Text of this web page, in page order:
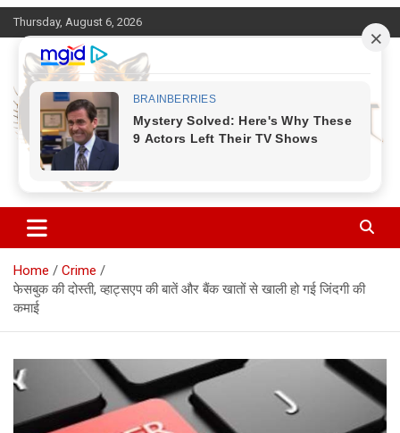
Skip
to
content
Thursday, August 6, 2026
Corbett Halchal (कॉर्बेट हलचल)
Home
Crime
फेसबुक की दोस्ती, व्हाट्सएप की बातें और बैंक खातों से खाली हो गई जिंदगी की
कमाई